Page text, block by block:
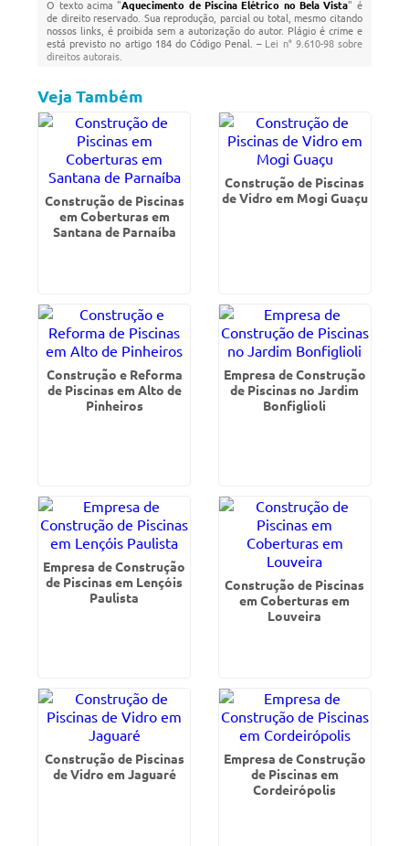
O texto acima "Aquecimento de Piscina Elétrico no Bela Vista" é
de direito reservado. Sua reprodução, parcial ou total, mesmo citando
nossos links, é proibida sem a autorização do autor. Plágio é crime e
está previsto no artigo 184 do Código Penal. – Lei n° 9.610-98 sobre
direitos autorais
Veja Também
Construção de Piscinas
em Coberturas em
Santana de Parnaíba
Construção de Piscinas
de Vidro em Mogi Guaçu
Construção e Reforma
de Piscinas em Alto de
Pinheiros
Empresa de Construção
de Piscinas no Jardim
Bonfiglioli
Empresa de Construção
de Piscinas em Lençóis
Paulista
Construção de Piscinas
em Coberturas em
Louveira
Construção de Piscinas
de Vidro em Jaguaré
Empresa de Construção
de Piscinas em
Cordeirópolis